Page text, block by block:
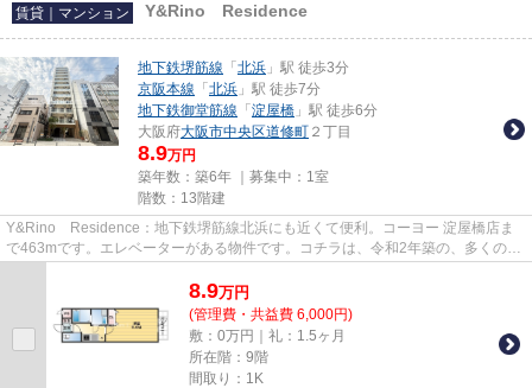
賃貸｜マンション Y&Rino Residence
地下鉄堺筋線 「 北浜 」駅 徒歩3分
京阪本線 「 北浜 」駅 徒歩7分
地下鉄御堂筋線 「 淀屋橋 」駅 徒歩6分
大阪府大阪市中央区道修町 ２丁目
8.9万円
築年数：築6年 ｜募集中： 1室
階数：13階建
Y&Rino Residence：地下鉄堺筋線北浜にも近くて便利。コーヨー 淀屋橋店ま
で463mです。エレベーターがある物件です。コチラは、令和2年築の、多くの方
8.9万円
(管理費・共益費 6,000円)
敷：0万円｜礼：1.5ヶ月
所在階：9階
間取り：1K